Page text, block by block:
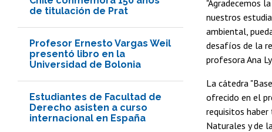
de titulación de Prat
Profesor Ernesto Vargas Weil
presentó libro en la
Universidad de Bolonia
Estudiantes de Facultad de
Derecho asisten a curso
internacional en España
"Agradecemos
nuestros
ambiental,
desafíos de la
profesora Ana
La cátedra
ofrecido en el
requisitos
Naturales y de